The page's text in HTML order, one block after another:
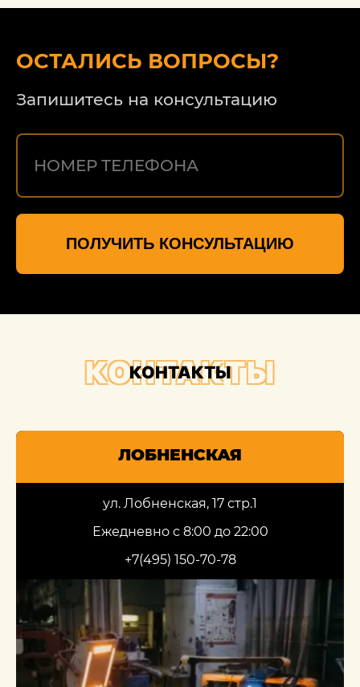
работу, надеюсь на дальнейшее
ОСТАЛИСЬ ВОПРОСЫ?
Запишитесь на консультацию
ПОЛУЧИТЬ КОНСУЛЬТАЦИЮ
КОНТАКТЫ
КОНТАКТЫ
ЛОБНЕНСКАЯ
ул. Лобненская, 17 стр.1
Ежедневно с 8:00 до 22:00
+7(495) 150-70-78